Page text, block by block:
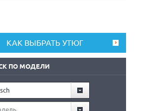
КАК ВЫБРАТЬ УТЮГ
ПО МОДЕЛИ